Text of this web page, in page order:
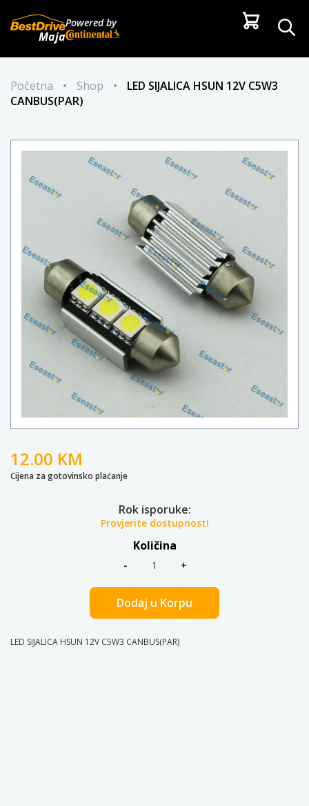
Maja
Powered by
Početna • Shop •
LED SIJALICA HSUN 12V C5W3
CANBUS(PAR)
12.00 KM
Cijena za gotovinsko plaćanje
Rok isporuke:
Provjerite dostupnost!
Količina
Dodaj u Korpu
LED SIJALICA HSUN 12V C5W3 CANBUS(PAR)